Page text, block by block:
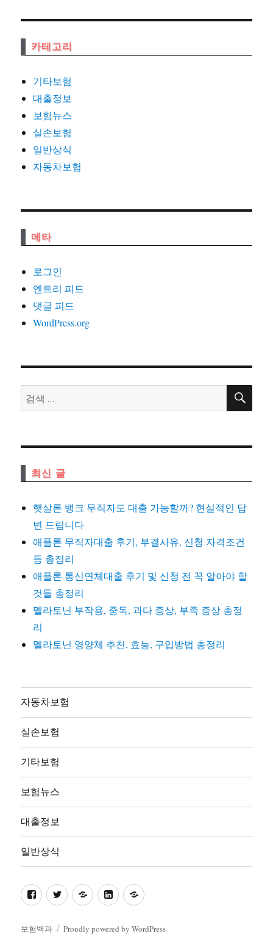
카테고리
기타보험
대출정보
보험뉴스
실손보험
일반상식
자동차보험
메타
로그인
엔트리 피드
댓글 피드
WordPress.org
검
색:
검
최신 글
햇살론 뱅크 무직자도 대출 가능할까? 현실적인 답
변 드립니다
애플론 무직자대출 후기, 부결사유, 신청 자격조건
등 총정리
애플론 통신연체대출 후기 및 신청 전 꼭 알아야 할
것들 총정리
멜라토닌 부작용, 중독, 과다 증상, 부족 증상 총정
리
멜라토닌 영양체 추천, 효능, 구입방법 총정리
자동차보험
실손보험
기타보험
보험뉴스
대출정보
일반상식
facebooktwitterpinterestlinkedinnaver
보험백과 Proudly powered by WordPress